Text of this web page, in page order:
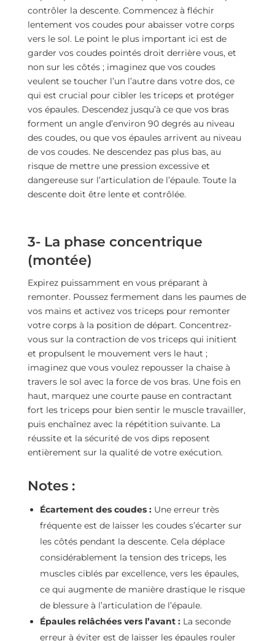
contrôler la descente. Commencez à fléchir
lentement vos coudes pour abaisser votre corps
vers le sol. Le point le plus important ici est de
garder vos coudes pointés droit derrière vous, et
non sur les côtés ; imaginez que vos coudes
veulent se toucher l’un l’autre dans votre dos, ce
qui est crucial pour cibler les triceps et protéger
vos épaules. Descendez jusqu’à ce que vos bras
forment un angle d’environ 90 degrés au niveau
des coudes, ou que vos épaules arrivent au niveau
de vos coudes. Ne descendez pas plus bas, au
risque de mettre une pression excessive et
dangereuse sur l’articulation de l’épaule. Toute la
descente doit être lente et contrôlée.
3- La phase concentrique
(montée)
Expirez puissamment en vous préparant à
remonter. Poussez fermement dans les paumes de
vos mains et activez vos triceps pour remonter
votre corps à la position de départ. Concentrez-
vous sur la contraction de vos triceps qui initient
et propulsent le mouvement vers le haut ;
imaginez que vous voulez repousser la chaise à
travers le sol avec la force de vos bras. Une fois en
haut, marquez une courte pause en contractant
fort les triceps pour bien sentir le muscle travailler,
puis enchaînez avec la répétition suivante. La
réussite et la sécurité de vos dips reposent
entièrement sur la qualité de votre exécution.
Notes :
Écartement des coudes :Une erreur très
fréquente est de laisser les coudes s’écarter sur
les côtés pendant la descente. Cela déplace
considérablement la tension des triceps, les
muscles ciblés par excellence, vers les épaules,
ce qui augmente de manière drastique le risque
de blessure à l’articulation de l’épaule.
Épaules relâchées vers l’avant :La seconde
erreur à éviter est de laisser les épaules rouler